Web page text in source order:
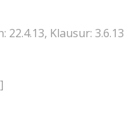
Klausur: 3.6.13